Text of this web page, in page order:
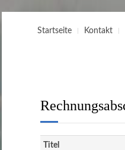
Startseite Kontakt
Titel